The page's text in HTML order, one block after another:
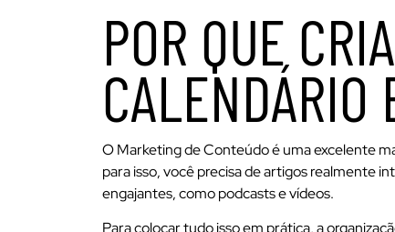
POR QUE
CALENDÁRIO
O Marketing de Conteúdo é uma excelente
para isso, você precisa de artigos realmente
engajantes, como podcasts e vídeos.